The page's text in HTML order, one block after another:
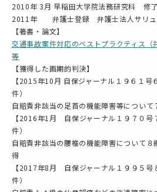
2010年 3月 早稲田大学院法務研究科 修了
2011年 弁護士登録 弁護士法人サリュ
【著書・論文】
交通事故案件対応のベストプラクティス（
等
【獲得した画期的判決】
【2015年10月 自保ジャーナル１９６１
件）
自賠責非該当の足首の機能障害等につい
【2016年1月 自保ジャーナル１９７０号
件）
自賠責非該当の腰椎の機能障害について
得
【2017年8月 自保ジャーナル１９９５号
件）